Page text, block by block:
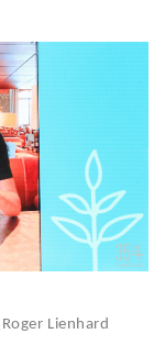
Roger Lienhard